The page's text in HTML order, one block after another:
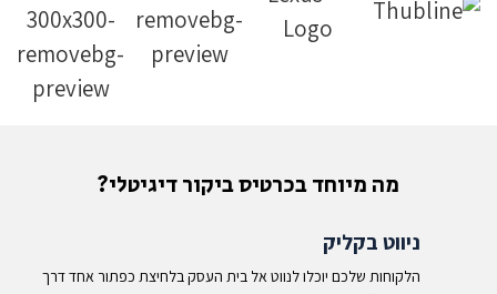
מה מיוחד בכרטיס ביקור דיגיטלי?
ניווט בקליק
הלקוחות שלכם יוכלו לנווט אל בית העסק בלחיצת כפתור אחד דרך